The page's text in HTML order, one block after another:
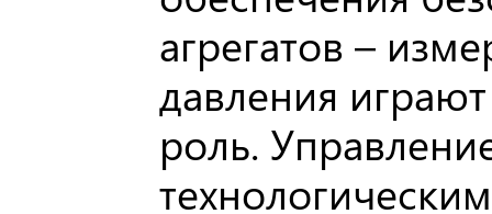
агрегатов –
давления
роль.